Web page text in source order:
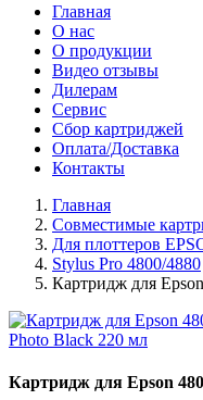
Главная
О нас
О продукции
Видео отзывы
Дилерам
Сервис
Сбор картриджей
Оплата/Доставка
Контакты
Главная
Совместимые
Для плоттеров
Stylus Pro 4800/4880
Картридж для
Картридж для Epson